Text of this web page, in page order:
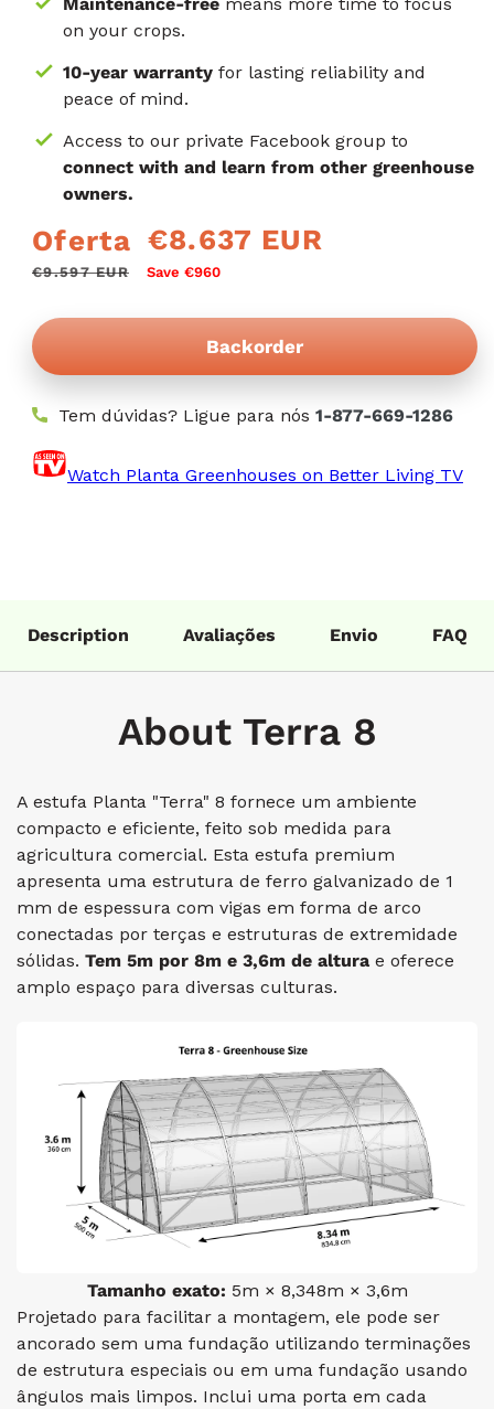
on your crops.
10-year warranty for lasting reliability and
peace of mind.
Access to our private Facebook group to
connect with and learn from other greenhouse
owners.
Preço
normal
€9.597 EUR Save €960
Oferta
Preço
de
€8.637 EUR
Backorder
Tem dúvidas? Ligue para nós 1-877-669-1286
Watch Planta Greenhouses on Better Living TV
Description Avaliações Envio FAQ
About Terra 8
A estufa Planta "Terra" 8 fornece um ambiente
compacto e eficiente, feito sob medida para
agricultura comercial. Esta estufa premium
apresenta uma estrutura de ferro galvanizado de 1
mm de espessura com vigas em forma de arco
conectadas por terças e estruturas de extremidade
sólidas. Tem 5m por 8m e 3,6m de altura e oferece
amplo espaço para diversas culturas.
Tamanho exato: 5m × 8,348m × 3,6m
Projetado para facilitar a montagem, ele pode ser
ancorado sem uma fundação utilizando terminações
de estrutura especiais ou em uma fundação usando
ângulos mais limpos. Inclui uma porta em cada